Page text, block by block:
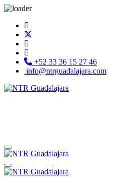
+52 33 36 15 27 46
info@ntrguadalajara.com